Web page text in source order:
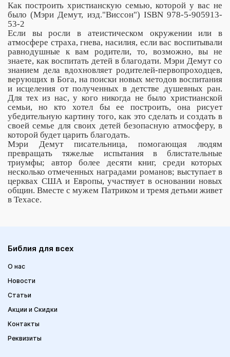
Как построить христианскую семью, которой у вас не
было (Мэри Демут, изд."Виссон") ISBN 978-5-905913-
53-2
Если вы росли в атеистическом окружении или в
атмосфере страха, гнева, насилия, если вас воспитывали
равнодушные к вам родители, то, возможно, вы не
знаете, как воспитать детей в благодати. Мэри Демут со
знанием дела вдохновляет родителей-первопроходцев,
верующих в Бога, на поиски новых методов воспитания
и исцеления от полученных в детстве душевных ран.
Для тех из нас, у кого никогда не было христианской
семьи, но кто хотел бы ее построить, она рисует
убедительную картину того, как это сделать и создать в
своей семье для своих детей безопасную атмосферу, в
которой будет царить благодать.
Мэри Демут писательница, помогающая людям
превращать тяжелые испытания в блистательные
триумфы; автор более десяти книг, среди которых
несколько отмеченных наградами романов; выступает в
церквах США и Европы, участвует в основании новых
общин. Вместе с мужем Патриком и тремя детьми живет
в Техасе.
Библия для всех
О нас
Новости
Статьи
Акции и Скидки
Контакты
Реквизиты